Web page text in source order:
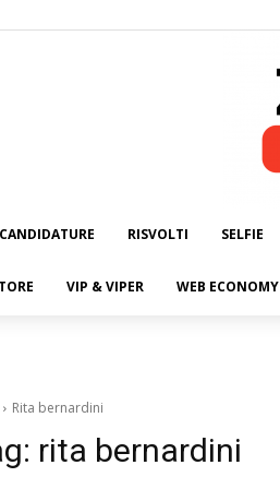
RISVOLTI SELFIE
VIP & VIPER WEB ECONOMY
Rita bernardini
rita bernardini